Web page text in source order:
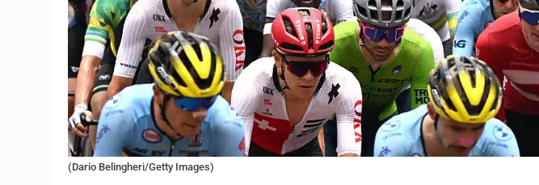
(Dario Belingheri/Getty Images)